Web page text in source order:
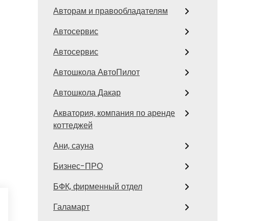
Авторам и правообладателям
Автосервис
Автосервис
Автошкола АвтоПилот
Автошкола Дакар
Акватория, компания по аренде
коттеджей
Ани, сауна
Бизнес-ПРО
БФК, фирменный отдел
Галамарт